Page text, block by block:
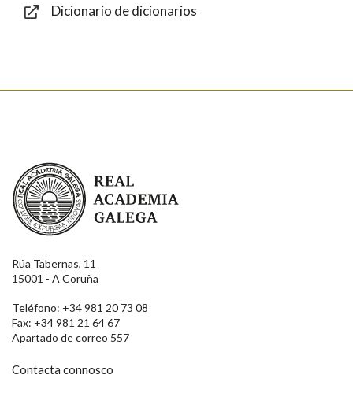
Dicionario de dicionarios
Real Academia Galega
Rúa Tabernas, 11
15001 - A Coruña
Teléfono: +34 981 20 73 08
Fax: +34 981 21 64 67
Apartado de correo 557
Contacta connosco